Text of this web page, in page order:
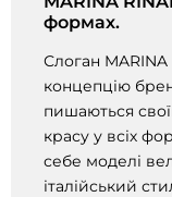
формах.
Слоган MARINA
концепцію
пишаються
красу у всіх
себе моделі
італійський